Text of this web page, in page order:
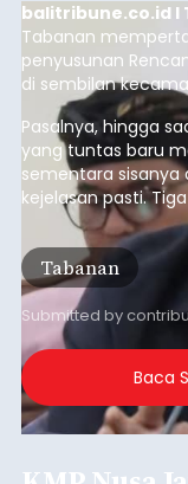
balitribune.co.id
Tabanan
penyusunan
di sembilan
pelaksanaan RTRW.
Pasalnya, hingga
yang tuntas baru
sementara
kejelasan pasti.
RDTR tersebut
Tabanan, dan
Tabanan
Submitted by
Baca